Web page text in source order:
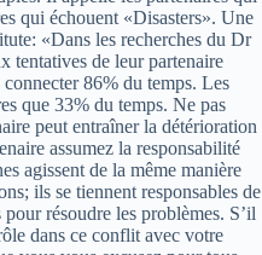
qui échouent «Disasters». Une
«Dans les recherches du Dr
tentatives de leur partenaire
86% du temps. Les
que 33% du temps. Ne pas
peut entraîner la détérioration
assumez la responsabilité
agissent de la même manière
ils se tiennent responsables de
résoudre les problèmes. S’il
dans ce conflit avec votre